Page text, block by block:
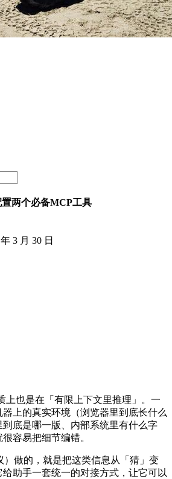
两个必备MCP工具
3 月 30 日
上也是在「有限上下文里推理」。一
上的真实环境（浏览器里到底长什么
底是哪一版、内部系统里有什么字
容易把细节编错。
）做的，就是把这类信息从「猜」变
助手一套统一的对接方式，让它可以